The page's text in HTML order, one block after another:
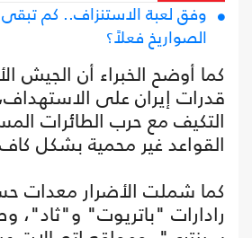
وفق لعبة الاستنزاف.. كم
الصواريخ فعلاً؟
كما أوضح الخبراء أن الجيش
قدرات إيران على
التكيف مع حرب الطائرات
القواعد غير محمية بشكل
كما شملت الأضرار معدات